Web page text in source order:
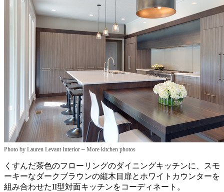
Photo by Lauren Levant Interior – More kitchen photos
くすんだ茶色のフローリングのダイニングキッチンに、スモ
ーキーなダークブラウンの縦木目扉とホワイトカウンターを
組み合わせたII型対面キッチンをコーディネート。